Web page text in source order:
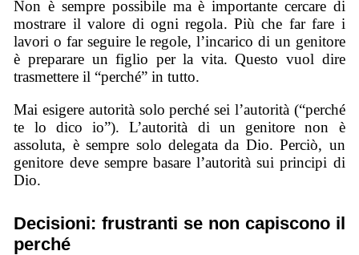
Non è sempre possibile ma è importante cercare di
mostrare il valore di ogni regola. Più che far fare i
lavori o far seguire le regole, l’incarico di un genitore
è preparare un figlio per la vita. Questo vuol dire
trasmettere il “perché” in tutto.
Mai esigere autorità solo perché sei l’autorità (“perché
te lo dico io”). L’autorità di un genitore non è
assoluta, è sempre solo delegata da Dio. Perciò, un
genitore deve sempre basare l’autorità sui principi di
Dio.
Decisioni: frustranti se non capiscono il
perché